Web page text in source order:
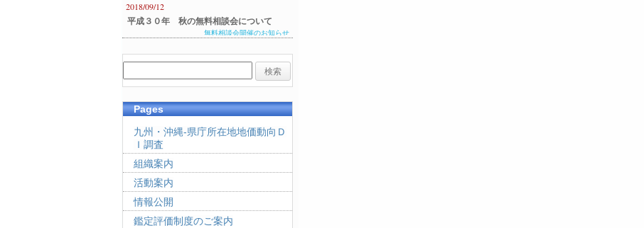
2018/09/12
平成３０年 秋の無料相談会について
無料相談会開催のお知らせ
Pages
九州・沖縄-県庁所在地地価動向Ｄ
Ｉ調査
組織案内
活動案内
情報公開
鑑定評価制度のご案内